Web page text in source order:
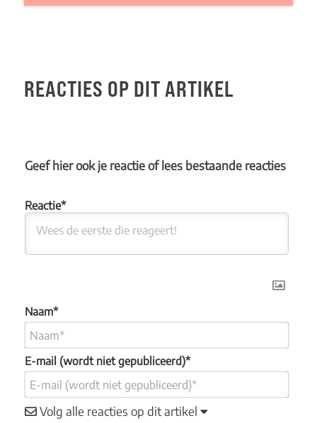
REACTIES OP DIT ARTIKEL
Geef hier ook je reactie of lees bestaande reacties
Naam*
E-mail (wordt niet gepubliceerd)*
Volg alle reacties op dit artikel